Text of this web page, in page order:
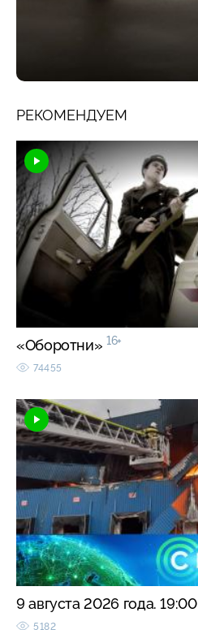
РЕКОМЕНДУЕМ
«Оборотни» 16+
74455
9 августа 2026 года. 19:00
5182